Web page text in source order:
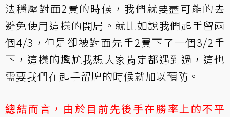
法穩壓對面2費的時候，我們就要盡可能的去
避免使用這樣的開局。就比如說我們起手留兩
個4/3，但是卻被對面先手2費下了一個3/2手
下，這樣的尷尬我想大家肯定都遇到過，這也
需要我們在起手留牌的時候就加以預防。
總結而言，由於目前先後手在勝率上的不平